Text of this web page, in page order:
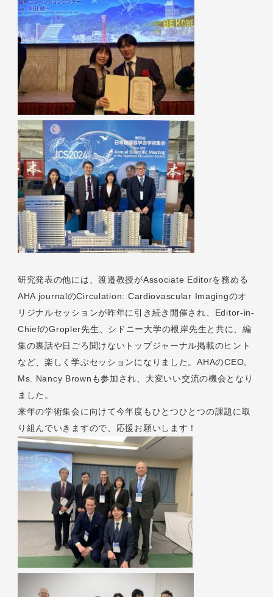
研究発表の他には、渡邉教授がAssociate Editorを務める
AHA journalのCirculation: Cardiovascular Imagingのオ
リジナルセッションが昨年に引き続き開催され、Editor-in-
ChiefのGropler先生、シドニー大学の根岸先生と共に、編
集の裏話や日ごろ聞けないトップジャーナル掲載のヒント
など、楽しく学ぶセッションになりました。AHAのCEO,
Ms. Nancy Brownも参加され、大変いい交流の機会となり
ました。
来年の学術集会に向けて今年度もひとつひとつの課題に取
り組んでいきますので、応援お願いします！